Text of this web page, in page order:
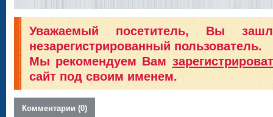
Уважаемый посетитель, Вы
незарегистрированный пользователь.
Мы рекомендуем Вам
сайт под своим именем.
Комментарии (0)